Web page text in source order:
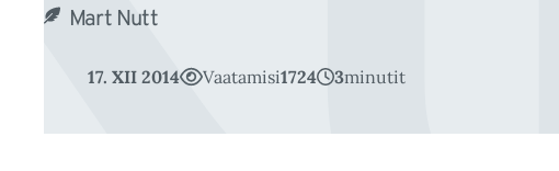
Mart Nutt
17. XII 2014 Vaatamisi1724 3minutit